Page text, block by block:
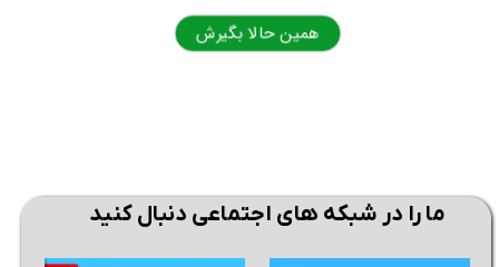
★★
همین حالا بگیرش
ما را در شبکه های اجتماعی دنبال کنید